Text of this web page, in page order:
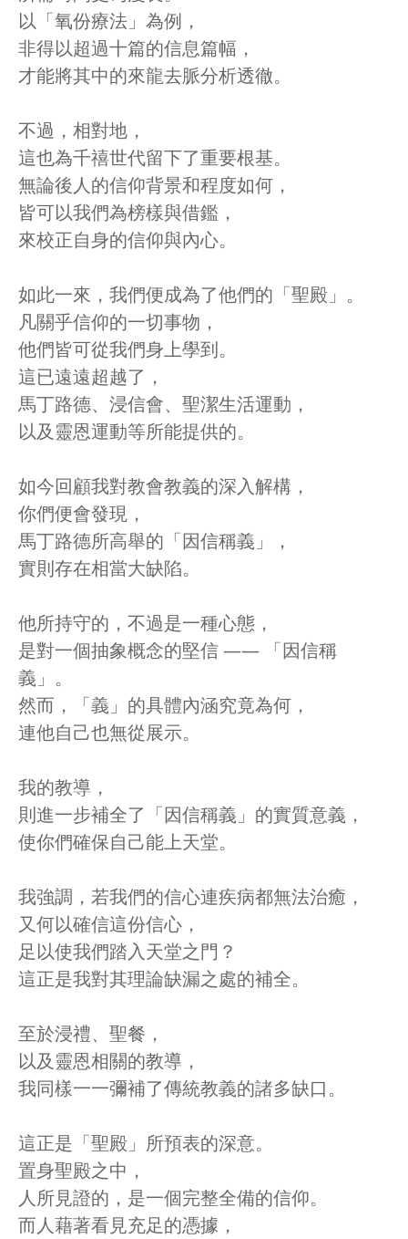
以「氧份療法」為例，
非得以超過十篇的信息篇幅，
才能將其中的來龍去脈分析透徹。
不過，相對地，
這也為千禧世代留下了重要根基。
無論後人的信仰背景和程度如何，
皆可以我們為榜樣與借鑑，
來校正自身的信仰與內心。
如此一來，我們便成為了他們的「聖殿」。
凡關乎信仰的一切事物，
他們皆可從我們身上學到。
這已遠遠超越了，
馬丁路德、浸信會、聖潔生活運動，
以及靈恩運動等所能提供的。
如今回顧我對教會教義的深入解構，
你們便會發現，
馬丁路德所高舉的「因信稱義」，
實則存在相當大缺陷。
他所持守的，不過是一種心態，
是對一個抽象概念的堅信 —— 「因信稱
義」。
然而，「義」的具體內涵究竟為何，
連他自己也無從展示。
我的教導，
則進一步補全了「因信稱義」的實質意義，
使你們確保自己能上天堂。
我強調，若我們的信心連疾病都無法治癒，
又何以確信這份信心，
足以使我們踏入天堂之門？
這正是我對其理論缺漏之處的補全。
至於浸禮、聖餐，
以及靈恩相關的教導，
我同樣一一彌補了傳統教義的諸多缺口。
這正是「聖殿」所預表的深意。
置身聖殿之中，
人所見證的，是一個完整全備的信仰。
而人藉著看見充足的憑據，